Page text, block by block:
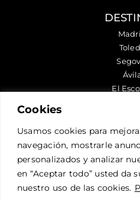
Cookies
Usamos cookies para
navegación, mostrarle
personalizados y analizar
en “Aceptar todo” usted da
nuestro uso de las cookies.
El